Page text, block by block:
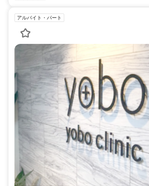
アルバイト・パート